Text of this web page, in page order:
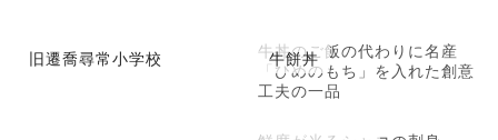
旧遷喬尋常小学校 牛餅丼
牛丼のご飯の代わりに名産
「ひめのもち」を入れた創意
工夫の一品